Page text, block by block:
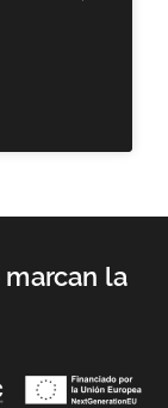
la